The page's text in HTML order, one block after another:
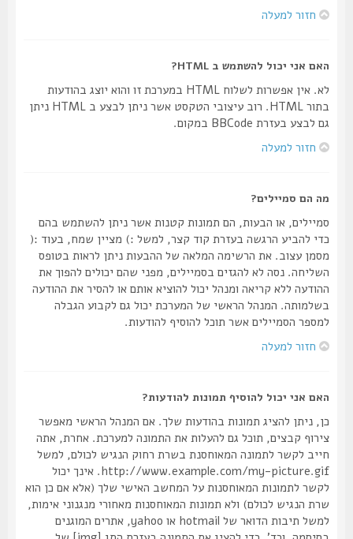
חזור למעלה
האם אני יכול להשתמש ב HTML?
לא. אין אפשרות לשלוח HTML במערכת זו והוא יוצג בהודעות
בתור HTML. רוב עיצובי הטקסט אשר ניתן לבצע ב HTML ניתן
גם לבצע בעזרת BBCode במקום.
חזור למעלה
מה הם סמיילים?
סמיילים, או הבעות, הם תמונות קטנות אשר ניתן להשתמש בהם
כדי להביע הרגשה בעזרת קוד קצר, למשל :) מציין שמח, בעוד :(
מסמן עצוב. את הרשימה המלאה של ההבעות ניתן לראות בטופס
השליחה. נסה לא להגזים בסמיילים, מפני שהם יכולים להפוך את
ההודעה ללא קריאה ומנהל יכול להוציא אותם או להסיר את ההודעה
בשלמותה. המנהל הראשי של המערכת יכול גם לקבוע הגבלה
למספר הסמיילים אשר תוכל להוסיף להודעות.
חזור למעלה
האם אני יכול להוסיף תמונות להודעות?
כן, ניתן להציג תמונות בהודעות שלך. אם המנהל הראשי מאפשר
צירוף קבצים, תוכל גם להעלות את התמונה למערכת. אחרת, אתה
חייב לקשר לתמונה המאוחסנת בשרת רחוק הנגיש לכולם, למשל
http://www.example.com/my-picture.gif. אינך יכול
לקשר לתמונות המאוחסנות על המחשב האישי שלך (אלא אם כן הוא
שרת הנגיש לכולם) ולא תמונות המאוחסנות מאחורי מנגנוני אימות,
למשל תיבות הדואר של hotmail או yahoo, אתרים המוגנים